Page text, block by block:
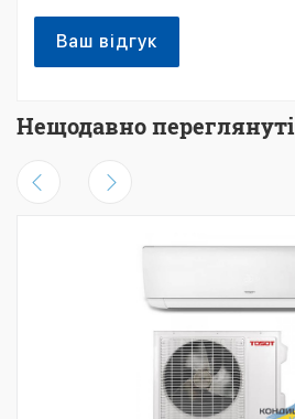
Ваш відгук
Нещодавно переглянуті